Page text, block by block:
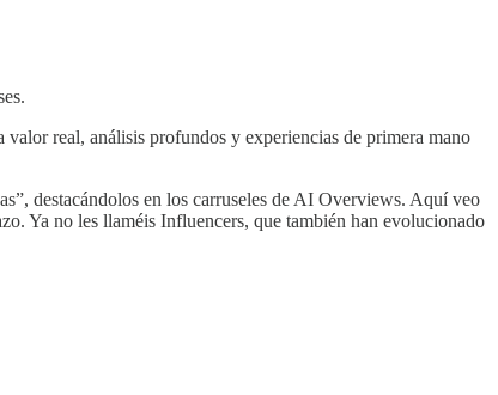
valor real, análisis profundos y experiencias de primera mano
destacándolos en los carruseles de AI Overviews. Aquí veo
Ya no les llaméis Influencers, que también han evolucionado